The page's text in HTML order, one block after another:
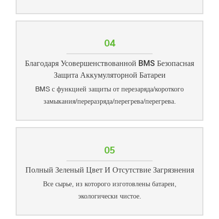
04
Благодаря Усовершенствованной BMS Безопасная
Защита Аккумуляторной Батареи
BMS с функцией защиты от перезаряда/короткого
замыкания/переразряда/перегрева/перегрева.
05
Полный Зеленый Цвет И Отсутствие Загрязнения
Все сырье, из которого изготовлены батареи,
экологически чистое.